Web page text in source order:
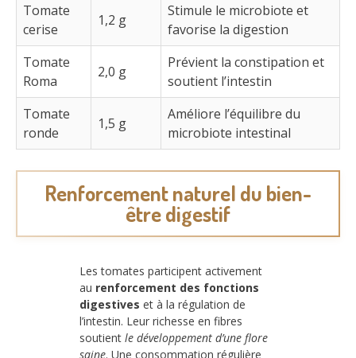
Tomate
cerise
1,2 g
Stimule le microbiote et
favorise la digestion
Tomate
Roma
2,0 g
Prévient la constipation et
soutient l’intestin
Tomate
ronde
1,5 g
Améliore l’équilibre du
microbiote intestinal
Renforcement naturel du bien-
être digestif
Les tomates participent activement
au renforcement des fonctions
digestives et à la régulation de
l’intestin. Leur richesse en fibres
soutient le développement d’une flore
saine. Une consommation régulière